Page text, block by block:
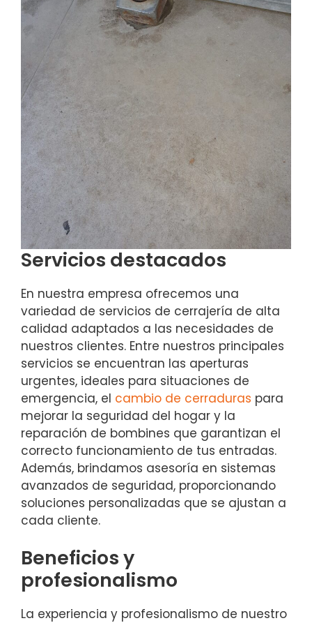
Servicios destacados
En nuestra empresa ofrecemos una
variedad de servicios de cerrajería de alta
calidad adaptados a las necesidades de
nuestros clientes. Entre nuestros principales
servicios se encuentran las aperturas
urgentes, ideales para situaciones de
emergencia, el cambio de cerraduras para
mejorar la seguridad del hogar y la
reparación de bombines que garantizan el
correcto funcionamiento de tus entradas.
Además, brindamos asesoría en sistemas
avanzados de seguridad, proporcionando
soluciones personalizadas que se ajustan a
cada cliente.
Beneficios y
profesionalismo
La experiencia y profesionalismo de nuestro